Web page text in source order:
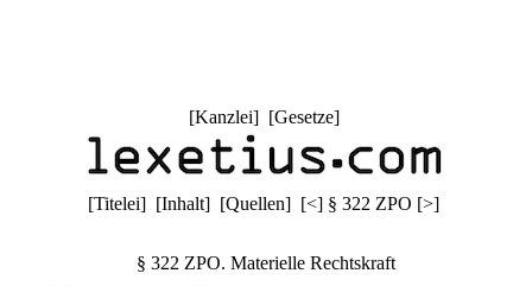
[Kanzlei] [Gesetze]
[Titelei] [Inhalt] [Quellen] [<] § 322 ZPO [>]
§ 322 ZPO. Materielle Rechtskraft